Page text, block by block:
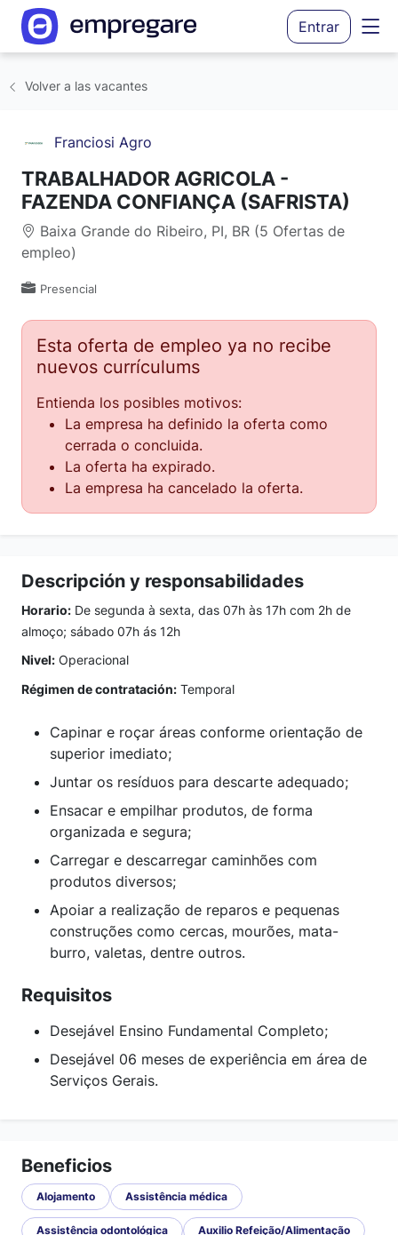
Entrar
Volver a las vacantes
Franciosi Agro
TRABALHADOR AGRICOLA -
FAZENDA CONFIANÇA (SAFRISTA)
Baixa Grande do Ribeiro, PI, BR (5 Ofertas de
empleo)
Presencial
Esta oferta de empleo ya no recibe
nuevos currículums
Entienda los posibles motivos:
La empresa ha definido la oferta como
cerrada o concluida.
La oferta ha expirado.
La empresa ha cancelado la oferta.
Descripción y responsabilidades
Horario: De segunda à sexta, das 07h às 17h com 2h de
almoço; sábado 07h ás 12h
Nivel: Operacional
Régimen de contratación: Temporal
Capinar e roçar áreas conforme orientação de
superior imediato;
Juntar os resíduos para descarte adequado;
Ensacar e empilhar produtos, de forma
organizada e segura;
Carregar e descarregar caminhões com
produtos diversos;
Apoiar a realização de reparos e pequenas
construções como cercas, mourões, mata-
burro, valetas, dentre outros.
Requisitos
Desejável Ensino Fundamental Completo;
Desejável 06 meses de experiência em área de
Serviços Gerais.
Beneficios
Alojamento Assistência médica
Assistência odontológica Auxilio Refeição/Alimentação